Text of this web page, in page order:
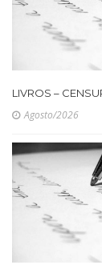
LIVROS –
Agosto/2026